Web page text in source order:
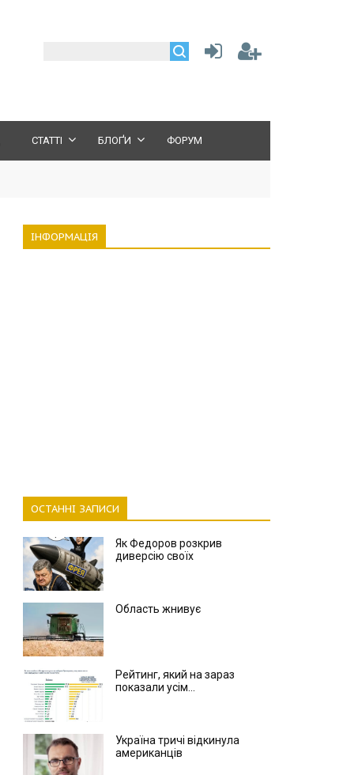
СТАТТІ БЛОҐИ ФОРУМ
ІНФОРМАЦІЯ
ОСТАННІ ЗАПИСИ
Як Федоров розкрив
диверсію своїх
Область жнивує
Рейтинг, який на зараз
показали усім...
Україна тричі відкинула
американців